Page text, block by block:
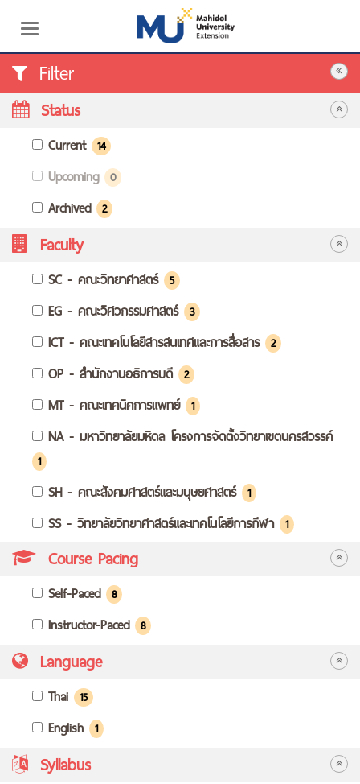
Toggle
Filter
Status
Current 14
Upcoming 0
Archived 2
Faculty
SC - คณะวิทยาศาสตร์ 5
EG - คณะวิศวกรรมศาสตร์ 3
ICT - คณะเทคโนโลยีสารสนเทศและการสื่อสาร 2
OP - สำนักงานอธิการบดี 2
MT - คณะเทคนิคการแพทย์ 1
NA - มหาวิทยาลัยมหิดล โครงการจัดตั้งวิทยาเขตนครสวรรค์
1
SH - คณะสังคมศาสตร์และมนุษยศาสตร์ 1
SS - วิทยาลัยวิทยาศาสตร์และเทคโนโลยีการกีฬา 1
Course Pacing
Self-Paced 8
Instructor-Paced 8
Language
Thai 15
English 1
Syllabus